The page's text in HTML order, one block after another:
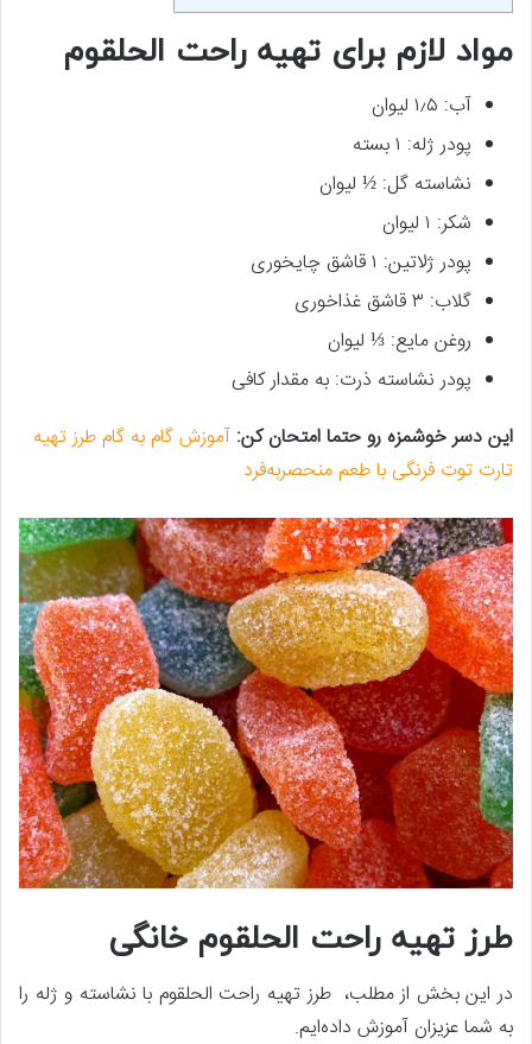
مواد لازم برای تهیه راحت الحلقوم
آب: ۱٫۵ لیوان
پودر ژله: ۱ بسته
نشاسته گل: ½ لیوان
شکر: ۱ لیوان
پودر ژلاتین: ۱ قاشق چایخوری
گلاب: ۳ قاشق غذاخوری
روغن مایع: ⅓ لیوان
پودر نشاسته ذرت: به مقدار کافی
این دسر خوشمزه رو حتما امتحان کن: آموزش گام به گام طرز تهیه
تارت توت فرنگی با طعم منحصربه‌فرد
طرز تهیه راحت الحلقوم خانگی
در این بخش از مطلب، طرز تهیه راحت الحلقوم با نشاسته و ژله را
به شما عزیزان آموزش داده‌ایم.